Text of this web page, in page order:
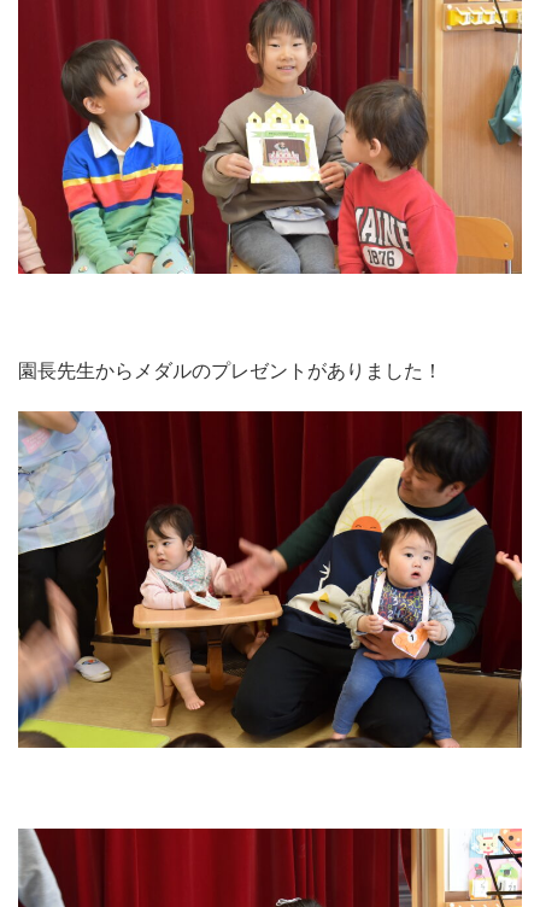
園長先生からメダルのプレゼントがありました！